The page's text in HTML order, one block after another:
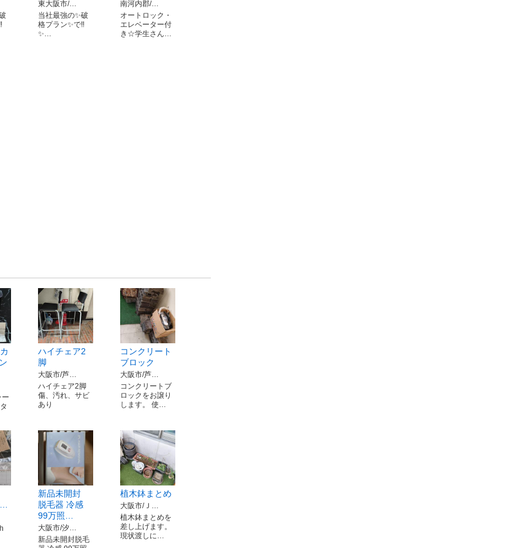
東大阪市/…
当社最強の✨破
格プラン✨で‼️
✨…
南河内郡/…
オートロック・
エレベーター付
き☆学生さん…
ー
ハイチェア2
脚
大阪市/芦…
ハイチェア2脚
傷、汚れ、サビ
あり
コンクリート
ブロック
大阪市/芦…
コンクリートブ
ロックをお譲り
します。 使…
新品未開封
脱毛器 冷感
99万照…
大阪市/汐…
新品未開封脱毛
植木鉢まとめ
大阪市/Ｊ…
植木鉢まとめを
差し上げます。
現状渡しに…